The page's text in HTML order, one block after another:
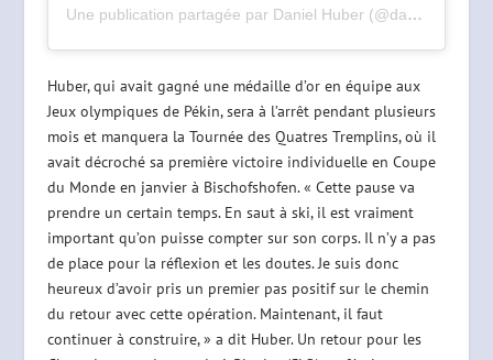
Une publication partagée par Daniel Huber (@daniel_huber93)
Huber, qui avait gagné une médaille d’or en équipe aux
Jeux olympiques de Pékin, sera à l’arrêt pendant plusieurs
mois et manquera la Tournée des Quatres Tremplins, où il
avait décroché sa première victoire individuelle en Coupe
du Monde en janvier à Bischofshofen. « Cette pause va
prendre un certain temps. En saut à ski, il est vraiment
important qu’on puisse compter sur son corps. Il n’y a pas
de place pour la réflexion et les doutes. Je suis donc
heureux d’avoir pris un premier pas positif sur le chemin
du retour avec cette opération. Maintenant, il faut
continuer à construire, » a dit Huber. Un retour pour les